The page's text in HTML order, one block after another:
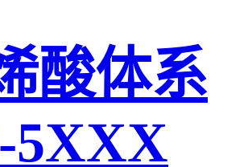
酸体系
5XXX